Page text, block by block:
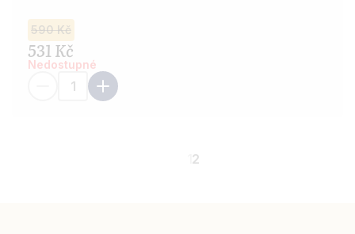
590 Kč
531 Kč
Nedostupné
2